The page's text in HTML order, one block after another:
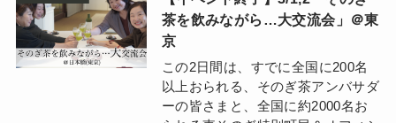
茶を飲みながら…大交流会」＠東
京
この2日間は、すでに全国に200名
以上おられる、そのぎ茶アンバサダ
ーの皆さまと、全国に約2000名お